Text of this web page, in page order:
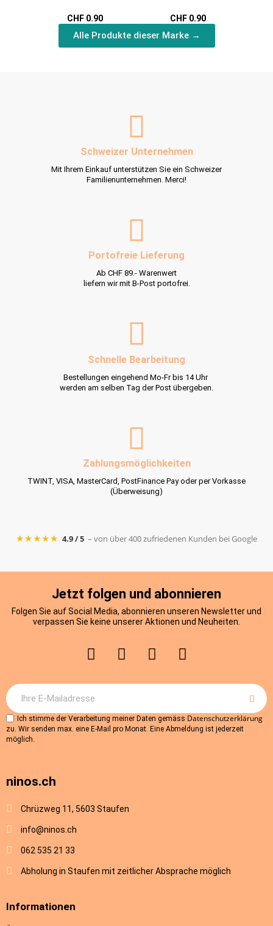
CHF 0.90
CHF 0.90
Alle Produkte dieser Marke →
Schweizer Unternehmen
Mit Ihrem Einkauf unterstützen Sie ein Schweizer
Familienunternehmen. Merci!
Portofreie Lieferung
Ab CHF 89.- Warenwert
liefern wir mit B-Post portofrei.
Schnelle Bearbeitung
Bestellungen eingehend Mo-Fr bis 14 Uhr
werden am selben Tag der Post übergeben.
Zahlungsmöglichkeiten
TWINT, VISA, MasterCard, PostFinance Pay oder per Vorkasse
(Überweisung)
★★★★★ 4.9 / 5 – von über 400 zufriedenen Kunden bei Google
Jetzt folgen und abonnieren
Folgen Sie auf Social Media, abonnieren unseren Newsletter und
verpassen Sie keine unserer Aktionen und Neuheiten.
Ich stimme der Verarbeitung meiner Daten gemäss Datenschutzerklärung
zu. Wir senden max. eine E-Mail pro Monat. Eine Abmeldung ist jederzeit
möglich.
ninos.ch
Chrüzweg 11, 5603 Staufen
info@ninos.ch
062 535 21 33
Abholung in Staufen mit zeitlicher Absprache möglich
Informationen